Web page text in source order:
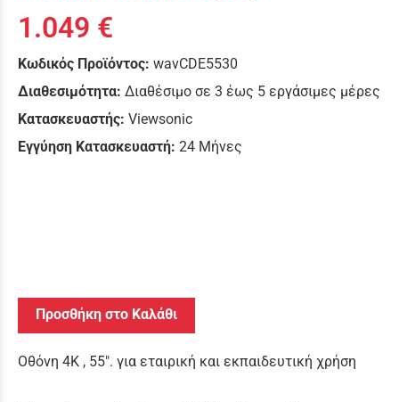
1.049 €
Κωδικός Προϊόντος: wavCDE5530
Διαθεσιμότητα: Διαθέσιμο σε 3 έως 5 εργάσιμες μέρες
Κατασκευαστής: Viewsonic
Εγγύηση Κατασκευαστή: 24 Μήνες
Προσθήκη στο Καλάθι
Oθόνη 4K , 55". για εταιρική και εκπαιδευτική χρήση